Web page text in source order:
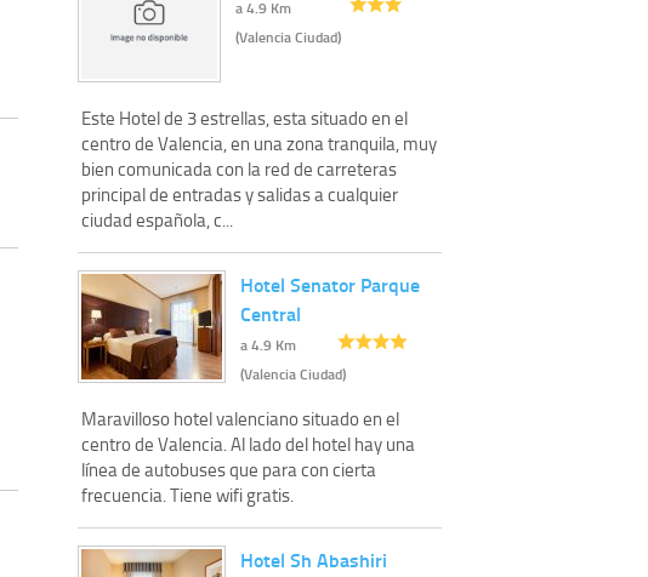
a 4.9 Km
(Valencia Ciudad)
Este Hotel de 3 estrellas, esta situado en el
centro de Valencia, en una zona tranquila, muy
bien comunicada con la red de carreteras
principal de entradas y salidas a cualquier
ciudad española, c...
Hotel Senator Parque
Central
a 4.9 Km
(Valencia Ciudad)
Maravilloso hotel valenciano situado en el
centro de Valencia. Al lado del hotel hay una
línea de autobuses que para con cierta
frecuencia. Tiene wifi gratis.
Hotel Sh Abashiri